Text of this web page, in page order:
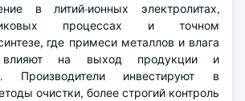
в литий-ионных электролитах,
процессах и точном
где примеси металлов и влага
влияют на выход продукции и
Производители инвестируют в
очистки, более строгий контроль